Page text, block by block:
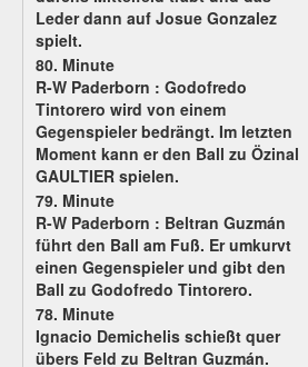
Leder dann auf Josue Gonzalez
spielt.
80. Minute
R-W Paderborn : Godofredo
Tintorero wird von einem
Gegenspieler bedrängt. Im letzten
Moment kann er den Ball zu Özinal
GAULTIER spielen.
79. Minute
R-W Paderborn : Beltran Guzmán
führt den Ball am Fuß. Er umkurvt
einen Gegenspieler und gibt den
Ball zu Godofredo Tintorero.
78. Minute
Ignacio Demichelis schießt quer
übers Feld zu Beltran Guzmán.